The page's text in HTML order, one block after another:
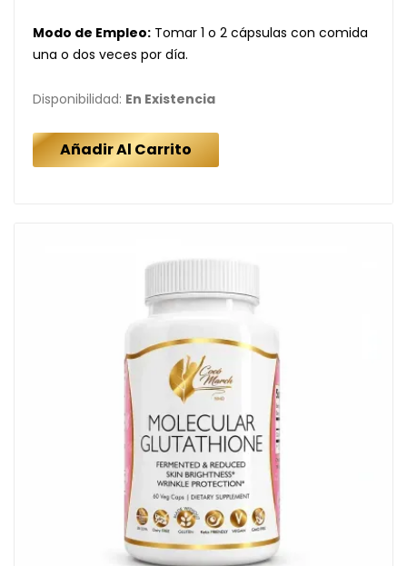
Modo de Empleo: Tomar 1 o 2 cápsulas con comida
una o dos veces por día.
Disponibilidad: En Existencia
Añadir Al Carrito